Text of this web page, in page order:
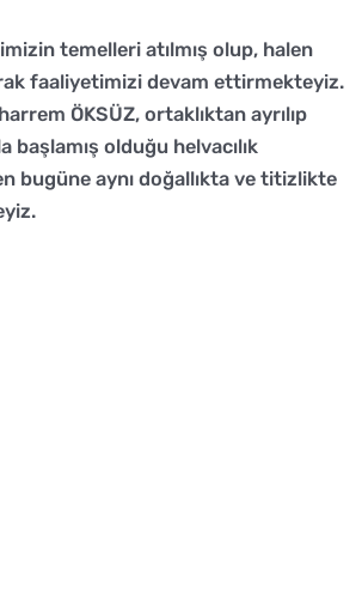
temelleri atılmış olup, halen
faaliyetimizi devam ettirmekteyiz.
ÖKSÜZ, ortaklıktan ayrılıp
başlamış olduğu helvacılık
bugüne aynı doğallıkta ve titizlikte